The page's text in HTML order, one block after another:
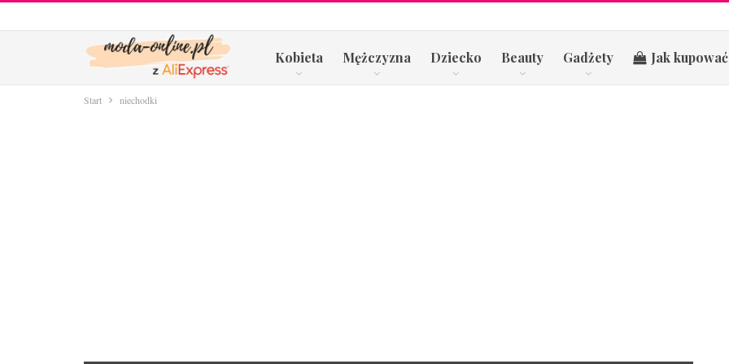
Kobieta Mężczyzna Dziecko Beauty Gadżety Jak
Start niechodki